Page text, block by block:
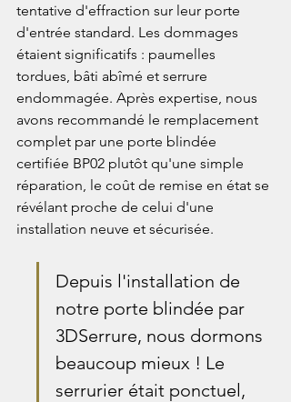
tentative d'effraction sur leur porte
d'entrée standard. Les dommages
étaient significatifs : paumelles
tordues, bâti abîmé et serrure
endommagée. Après expertise, nous
avons recommandé le remplacement
complet par une porte blindée
certifiée BP02 plutôt qu'une simple
réparation, le coût de remise en état se
révélant proche de celui d'une
installation neuve et sécurisée.
Depuis l'installation de
notre porte blindée par
3DSerrure, nous dormons
beaucoup mieux ! Le
serrurier était ponctuel,